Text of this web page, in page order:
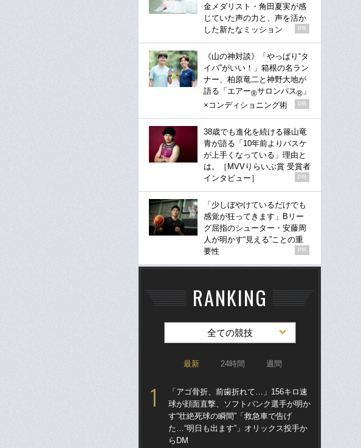
金メダリスト・角田夏実が感
じていた声の力と、声を活か
した新たなミッション
PR
《山の神対談》「やっぱり“タ
イパ”がいい！」箱根の名ラン
ナー、柏原竜二と神野大地が
語る「エアー®サロンパス® 」
×コンディショニング術
PR
38歳でも進化を続ける篠山竜
青が語る「10年前よりバスケ
が上手くなっている」理由と
は。［MVVりらいぶ賞 受賞者
インタビュー］
PR
「少しぼやけているだけでも
感覚が狂ってきます」Bリー
グ屈指のシューター・安藤周
人が明かす“見える”ことの重
要性
PR
RANKING
全ての競技
最新 24時間 週間
「アゴ骨折、前歯折れて…」156キロ速
球が顔面直撃、ソフトバンク選手が明か
す“壮絶死球の瞬間”「救急車で告げ
た…“明日も出ます”」オリックス投手か
らDM